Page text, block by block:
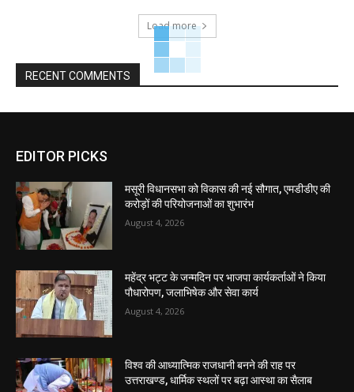
Load more
RECENT COMMENTS
EDITOR PICKS
मसूरी विधानसभा को विकास की नई सौगात, एमडीडीए की
करोड़ों की परियोजनाओं का शुभारंभ
August 4, 2026
महेंद्र भट्ट के जन्मदिन पर भाजपा कार्यकर्ताओं ने किया
पौधारोपण, जलाभिषेक और सेवा कार्य
August 4, 2026
विश्व की आध्यात्मिक राजधानी बनने की राह पर
उत्तराखण्ड, धार्मिक स्थलों पर बढ़ा आस्था का सैलाब